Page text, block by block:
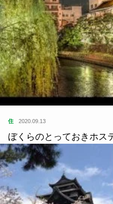
住 2020.09.13
ぼくらのとっておきホス